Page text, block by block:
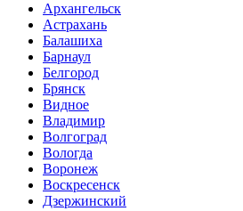
Архангельск
Астрахань
Балашиха
Барнаул
Белгород
Брянск
Видное
Владимир
Волгоград
Вологда
Воронеж
Воскресенск
Дзержинский